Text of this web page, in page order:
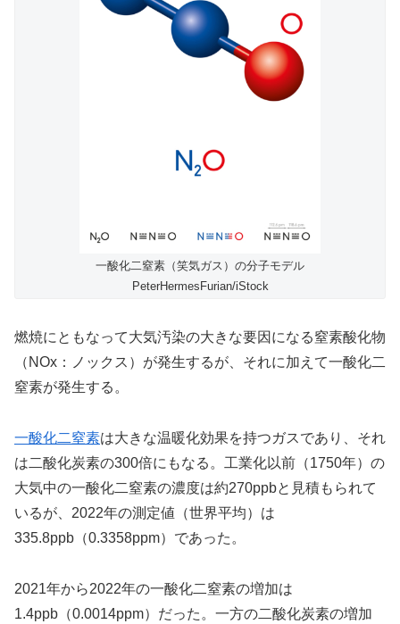
一酸化二窒素（笑気ガス）の分子モデル
PeterHermesFurian/iStock
燃焼にともなって大気汚染の大きな要因になる窒素酸化物
（NOx：ノックス）が発生するが、それに加えて一酸化二
窒素が発生する。
一酸化二窒素は大きな温暖化効果を持つガスであり、それ
は二酸化炭素の300倍にもなる。工業化以前（1750年）の
大気中の一酸化二窒素の濃度は約270ppbと見積もられて
いるが、2022年の測定値（世界平均）は
335.8ppb（0.3358ppm）であった。
2021年から2022年の一酸化二窒素の増加は
1.4ppb（0.0014ppm）だった。一方の二酸化炭素の増加